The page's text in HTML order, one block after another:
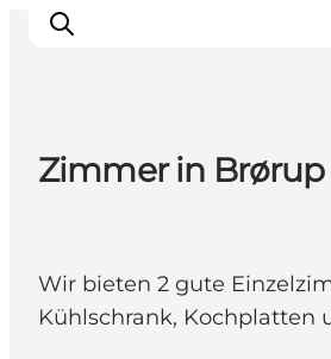
Nature
Städte
Zimmer in Brørup
Wir bieten 2 gute
Kühlschrank, Kochplatten